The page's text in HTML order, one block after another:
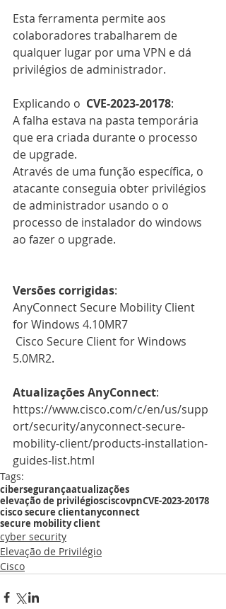
Esta ferramenta permite aos
colaboradores trabalharem de
qualquer lugar por uma VPN e dá
privilégios de administrador.
Explicando o CVE-2023-20178:
A falha estava na pasta temporária
que era criada durante o processo
de upgrade.
Através de uma função específica, o
atacante conseguia obter privilégios
de administrador usando o o
processo de instalador do windows
ao fazer o upgrade.
Versões corrigidas:
AnyConnect Secure Mobility Client
for Windows 4.10MR7
5.0MR2.
Atualizações AnyConnect:
https://www.cisco.com/c/en/us/supp
ort/security/anyconnect-secure-
mobility-client/products-installation-
guides-list.html
Tags:
cibersegurançaatualizações
elevação de privilégiosciscovpnCVE-2023-20178
cisco secure clientanyconnect
secure mobility client
cyber security
Elevação de Privilégio
Cisco